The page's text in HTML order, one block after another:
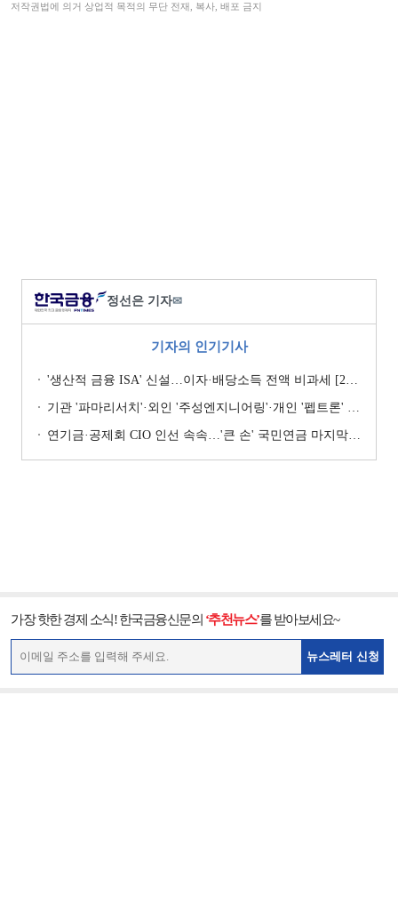
저작권법에 의거 상업적 목적의 무단 전재, 복사, 배포 금지
정선은 기자✉
기자의 인기기사
'생산적 금융 ISA' 신설…이자·배당소득 전액 비과세 [2026 세제개편안]
기관 '파마리서치'·외인 '주성엔지니어링'·개인 '펩트론' 1위 [주간 코스닥 순매수- 2026년 7월27일~7월31일]
연기금·공제회 CIO 인선 속속…'큰 손' 국민연금 마지막 타자
가장 핫한 경제 소식! 한국금융신문의 ‘추천뉴스’를 받아보세요~
뉴스레터 신청